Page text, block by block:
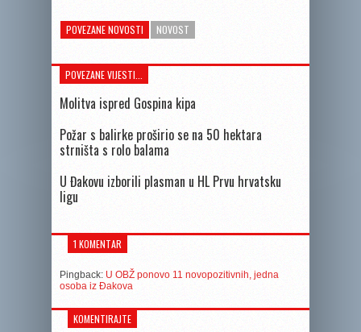
POVEZANE NOVOSTI NOVOST
POVEZANE VIJESTI...
Molitva ispred Gospina kipa
Požar s balirke proširio se na 50 hektara
strništa s rolo balama
U Đakovu izborili plasman u HL Prvu hrvatsku
ligu
1 KOMENTAR
Pingback: U OBŽ ponovo 11 novopozitivnih, jedna
osoba iz Đakova
KOMENTIRAJTE